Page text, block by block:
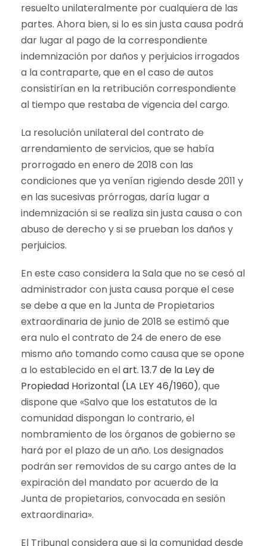
resuelto unilateralmente por cualquiera de las
partes. Ahora bien, si lo es sin justa causa podrá
dar lugar al pago de la correspondiente
indemnización por daños y perjuicios irrogados
a la contraparte, que en el caso de autos
consistirían en la retribución correspondiente
al tiempo que restaba de vigencia del cargo.
La resolución unilateral del contrato de
arrendamiento de servicios, que se había
prorrogado en enero de 2018 con las
condiciones que ya venían rigiendo desde 2011 y
en las sucesivas prórrogas, daría lugar a
indemnización si se realiza sin justa causa o con
abuso de derecho y si se prueban los daños y
perjuicios.
En este caso considera la Sala que no se cesó al
administrador con justa causa porque el cese
se debe a que en la Junta de Propietarios
extraordinaria de junio de 2018 se estimó que
era nulo el contrato de 24 de enero de ese
mismo año tomando como causa que se opone
a lo establecido en elart. 13.7 de la Ley de
Propiedad Horizontal (LA LEY 46/1960), que
dispone que «Salvo que los estatutos de la
comunidad dispongan lo contrario, el
nombramiento de los órganos de gobierno se
hará por el plazo de un año. Los designados
podrán ser removidos de su cargo antes de la
expiración del mandato por acuerdo de la
Junta de propietarios, convocada en sesión
extraordinaria».
El Tribunal considera que si la comunidad desde